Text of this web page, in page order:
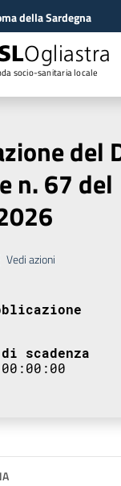
della Sardegna
Ogliastra
socio-sanitaria locale
del
n. 67 del
Vedi azioni
scadenza